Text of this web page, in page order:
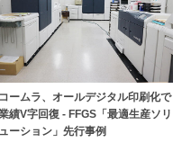
コームラ、オールデジタル印刷化で
績V字回復 - FFGS「最適生産ソリ
ューション」先行事例